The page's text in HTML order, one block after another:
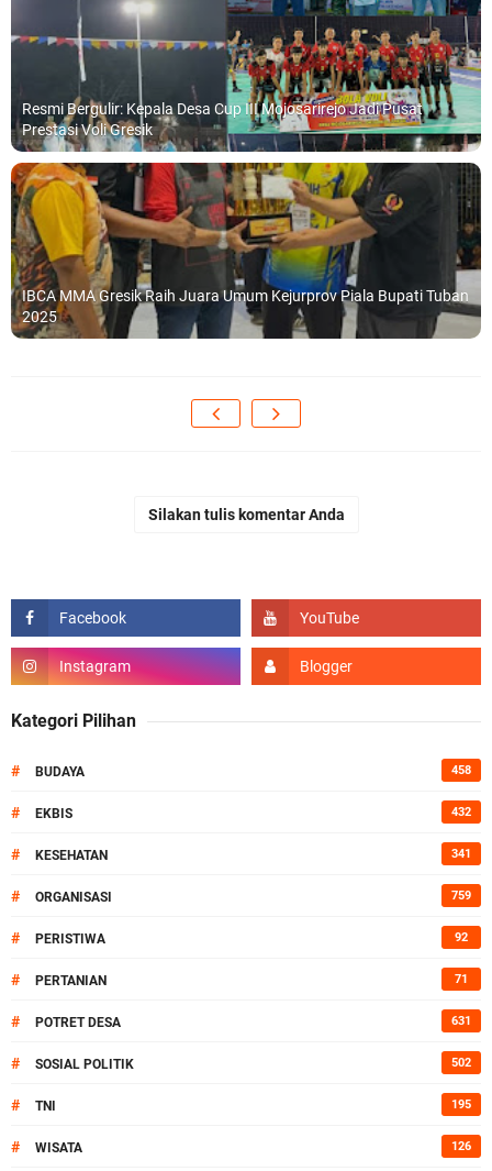
Resmi Bergulir: Kepala Desa Cup III Mojosarirejo Jadi Pusat
Prestasi Voli Gresik
IBCA MMA Gresik Raih Juara Umum Kejurprov Piala Bupati Tuban
2025
Silakan tulis komentar Anda
Kategori Pilihan
# BUDAYA 458
# EKBIS 432
# KESEHATAN 341
# ORGANISASI 759
# PERISTIWA 92
# PERTANIAN 71
# POTRET DESA 631
# SOSIAL POLITIK 502
# TNI 195
# WISATA 126